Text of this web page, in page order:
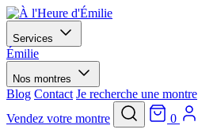
Services
Émilie
Nos montres
Blog Contact Je recherche une montre
Vendez votre montre
0